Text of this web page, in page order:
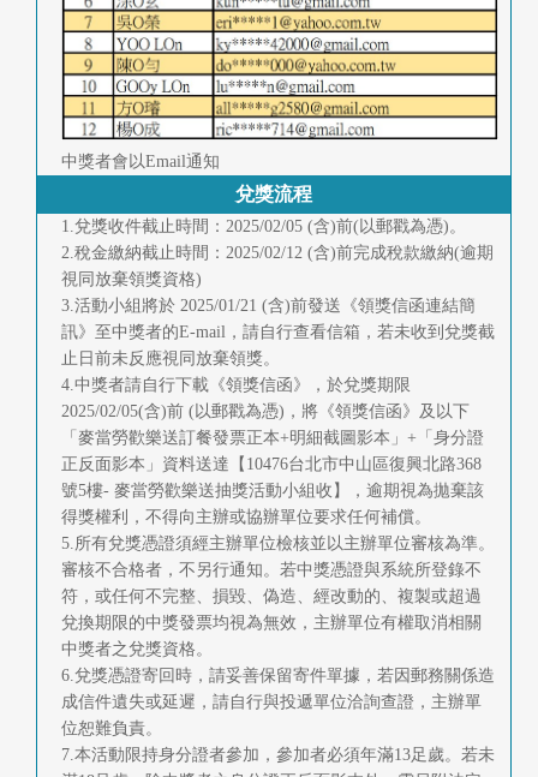
中獎者會以Email通知
兌獎流程
1.兌獎收件截止時間：2025/02/05 (含)前(以郵戳為憑)。
2.稅金繳納截止時間：2025/02/12 (含)前完成稅款繳納(逾期
視同放棄領獎資格)
3.活動小組將於 2025/01/21 (含)前發送《領獎信函連結簡
訊》至中獎者的E-mail，請自行查看信箱，若未收到兌獎截
止日前未反應視同放棄領獎。
4.中獎者請自行下載《領獎信函》，於兌獎期限
2025/02/05(含)前 (以郵戳為憑)，將《領獎信函》及以下
「麥當勞歡樂送訂餐發票正本+明細截圖影本」+「身分證
正反面影本」資料送達【10476台北市中山區復興北路368
號5樓- 麥當勞歡樂送抽獎活動小組收】，逾期視為拋棄該
得獎權利，不得向主辦或協辦單位要求任何補償。
5.所有兌獎憑證須經主辦單位檢核並以主辦單位審核為準。
審核不合格者，不另行通知。若中獎憑證與系統所登錄不
符，或任何不完整、損毀、偽造、經改動的、複製或超過
兌換期限的中獎發票均視為無效，主辦單位有權取消相關
中獎者之兌獎資格。
6.兌獎憑證寄回時，請妥善保留寄件單據，若因郵務關係造
成信件遺失或延遲，請自行與投遞單位洽詢查證，主辦單
位恕難負責。
7.本活動限持身分證者參加，參加者必須年滿13足歲。若未